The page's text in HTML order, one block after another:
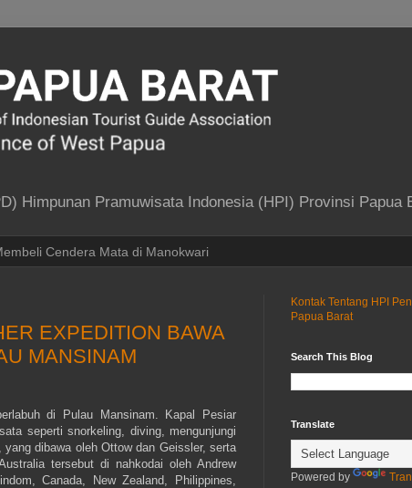
Himpunan Pramuwisata Indonesia (HPI) Provinsi Papua
Cendera Mata di Manokwari
EXPEDITION BAWA
MANSINAM
di Pulau Mansinam. Kapal Pesiar
seperti snorkeling, diving, mengunjungi
dibawa oleh Ottow dan Geissler, serta
tersebut di nahkodai oleh Andrew
Canada, New Zealand, Philippines,
Kontak Tentang HPI
Papua Barat
Search This Blog
Translate
Powered by